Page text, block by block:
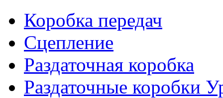
Коробка передач
Сцепление
Раздаточная коробка
Раздаточные коробки